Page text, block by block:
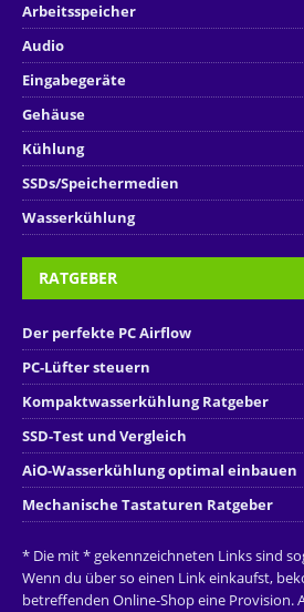
Arbeitsspeicher
Audio
Eingabegeräte
Gehäuse
Kühlung
SSDs/Speichermedien
Wasserkühlung
RATGEBER
Der perfekte PC Airflow
PC-Lüfter steuern
Kompaktwasserkühlung Ratgeber
SSD-Test und Vergleich
AiO-Wasserkühlung optimal einbauen
Mechanische Tastaturen Ratgeber
* Die mit * gekennzeichneten Links sind
Wenn du über so einen Link einkaufst,
betreffenden Online-Shop eine Provision.